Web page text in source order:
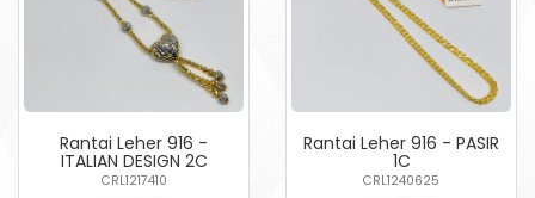
Rantai Leher 916 -
ITALIAN DESIGN 2C
CRL1217410
Rantai Leher 916 - PASIR
1C
CRL1240625